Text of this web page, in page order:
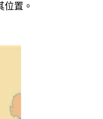
位置。